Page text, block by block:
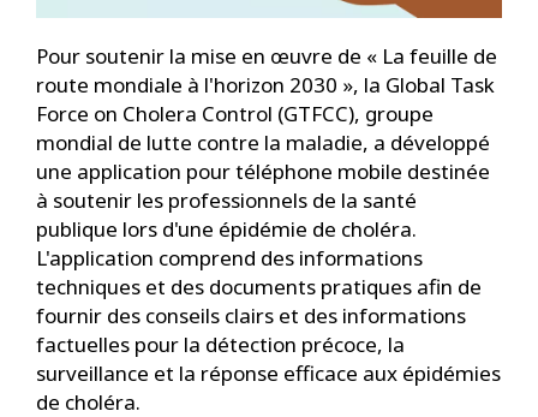
Pour soutenir la mise en œuvre de « La feuille de
route mondiale à l'horizon 2030 », la Global Task
Force on Cholera Control (GTFCC), groupe
mondial de lutte contre la maladie, a développé
une application pour téléphone mobile destinée
à soutenir les professionnels de la santé
publique lors d'une épidémie de choléra.
L'application comprend des informations
techniques et des documents pratiques afin de
fournir des conseils clairs et des informations
factuelles pour la détection précoce, la
surveillance et la réponse efficace aux épidémies
de choléra.